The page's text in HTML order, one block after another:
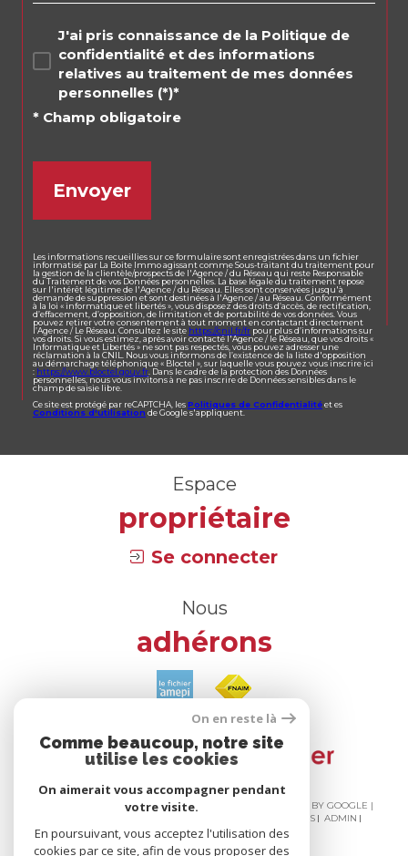
J'ai pris connaissance de la Politique de
confidentialité et des informations
relatives au traitement de mes données
personnelles (*)*
* Champ obligatoire
Envoyer
Les informations recueillies sur ce formulaire sont enregistrées dans un fichier
informatisé par La Boite Immo agissant comme Sous-traitant du traitement pour
la gestion de la clientèle/prospects de l'Agence / du Réseau qui reste Responsable
du Traitement de vos Données personnelles. La base légale du traitement repose
sur l'intérêt légitime de l'Agence / du Réseau. Elles sont conservées jusqu'à
demande de suppression et sont destinées à l'Agence / au Réseau. Conformément
à la loi « informatique et libertés », vous disposez des droits d’accès, de rectification,
d’effacement, d’opposition, de limitation et de portabilité de vos données. Vous
pouvez retirer votre consentement à tout moment en contactant directement
l’Agence / Le Réseau. Consultez le site https://cnil.fr/fr pour plus d’informations sur
vos droits. Si vous estimez, après avoir contacté l'Agence / le Réseau, que vos droits «
Informatique et Libertés » ne sont pas respectés, vous pouvez adresser une
réclamation à la CNIL. Nous vous informons de l’existence de la liste d'opposition
au démarchage téléphonique « Bloctel », sur laquelle vous pouvez vous inscrire ici
: https://www.bloctel.gouv.fr . Dans le cadre de la protection des Données
personnelles, nous vous invitons à ne pas inscrire de Données sensibles dans le
champ de saisie libre.
Ce site est protégé par reCAPTCHA, lesPolitiques de Confidentialitéet es
Conditions d'utilisation de Google s'appliquent.
Espace
propriétaire
Se connecter
Nous
adhérons
© 2026 | TOUS DROITS RÉSERVÉS | TRADUCTION POWERED BY GOOGLE |
MENTIONS LÉGALES
ADMIN
NOS LIENS
POLITIQUE RGPD COOKIES
On en reste là
Comme beaucoup, notre site
utilise les cookies
On aimerait vous accompagner pendant
votre visite.
En poursuivant, vous acceptez l'utilisation des
cookies par ce site, afin de vous proposer des